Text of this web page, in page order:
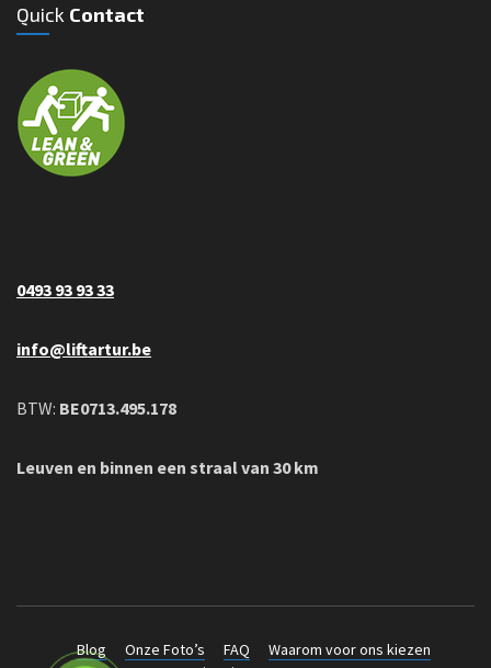
Quick Contact
0493 93 93 33
info@liftartur.be
BTW: BE0713.495.178
Leuven en binnen een straal van 30 km
Blog Onze Foto’s FAQ
Waarom voor ons kiezen